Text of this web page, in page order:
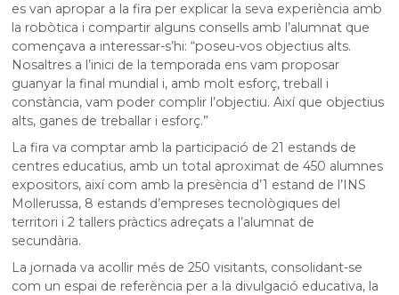
es van apropar a la fira per explicar la seva experiència amb
la robòtica i compartir alguns consells amb l’alumnat que
començava a interessar-s’hi: “poseu-vos objectius alts.
Nosaltres a l’inici de la temporada ens vam proposar
guanyar la final mundial i, amb molt esforç, treball i
constància, vam poder complir l’objectiu. Així que objectius
alts, ganes de treballar i esforç.”
La fira va comptar amb la participació de 21 estands de
centres educatius, amb un total aproximat de 450 alumnes
expositors, així com amb la presència d’1 estand de l’INS
Mollerussa, 8 estands d’empreses tecnològiques del
territori i 2 tallers pràctics adreçats a l’alumnat de
secundària.
La jornada va acollir més de 250 visitants, consolidant-se
com un espai de referència per a la divulgació educativa, la